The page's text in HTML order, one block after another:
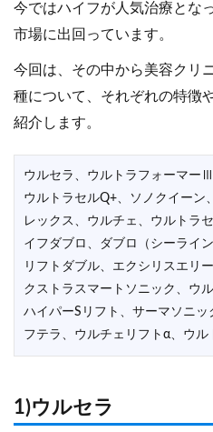
今ではハイフが人気治療とな
市場に出回っています。
今回は、その中から美容クリ
種について、それぞれの特徴
紹介します。
ウルセラ、ウルトラフォーマー
ウルトラセルQ+、ソノクイーン
レックス、ウルチェ、ウルトラ
イフダブロ、ダブロ（シーライ
リフトダブル、エクシリスエリ
クストラスマートソニック、ウ
ハイパーSリフト、サーマソニ
フテラ、ウルチェリフトα、ウ
1)ウルセラ